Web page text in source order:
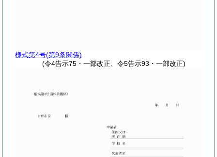
様式第4号(第9条関係)
(令4告示75・一部改正、令5告示93・一部改正)